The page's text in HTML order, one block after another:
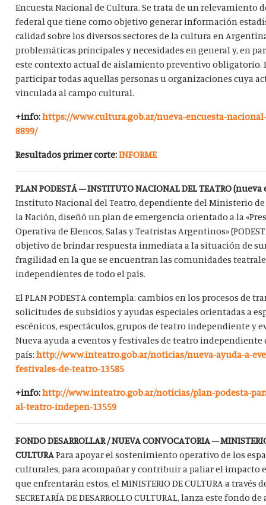
Encuesta Nacional de Cultura. Se trata de un relevamiento
federal que tiene como objetivo generar información
calidad sobre los diversos sectores de la cultura en
problemáticas principales y necesidades en general y, en
este contexto actual de aislamiento preventivo obligatorio.
participar todas aquellas personas u organizaciones cuya
vinculada al campo cultural.
+info:https://www.cultura.gob.ar/nueva-encuesta-
8899/
Resultados primer corte:INFORME
PLAN PODESTÁ – INSTITUTO NACIONAL DEL TEATRO (nueva
Instituto Nacional del Teatro, dependiente del Ministerio
la Nación, diseñó un plan de emergencia orientado a la
Operativa de Elencos, Salas y Teatristas Argentinos»
objetivo de brindar respuesta inmediata a la situación de
fragilidad en la que se encuentran las comunidades
independientes de todo el país.
El PLAN PODESTA contempla: cambios en los procesos de
solicitudes de subsidios y ayudas especiales orientadas a
escénicos, espectáculos, grupos de teatro independiente y
Nueva ayuda a eventos y festivales de teatro independiente
país:http://www.inteatro.gob.ar/noticias/nueva-ayuda-a-
festivales-de-teatro-13585
+info:http://www.inteatro.gob.ar/noticias/plan-podesta-
al-teatro-indepen-13559
FONDO DESARROLLAR / NUEVA CONVOCATORIA –
CULTURAPara apoyar el sostenimiento operativo de los
culturales, para acompañar y contribuir a paliar el impacto
que enfrentarán estos, el MINISTERIO DE CULTURA a través
SECRETARÍA DE DESARROLLO CULTURAL, lanza este fondo